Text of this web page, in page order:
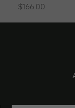
Angebot
$166.00